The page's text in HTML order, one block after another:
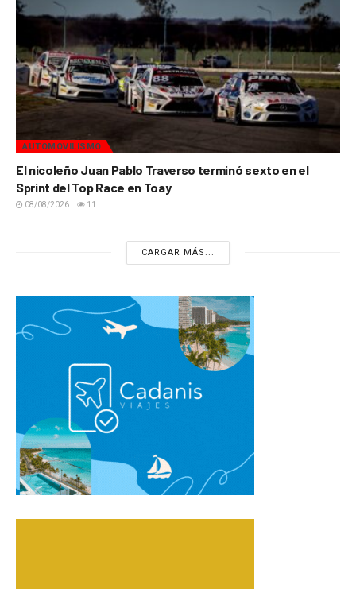
AUTOMOVILISMO
El nicoleño Juan Pablo Traverso terminó sexto en el
Sprint del Top Race en Toay
08/08/2026 11
CARGAR MÁS...